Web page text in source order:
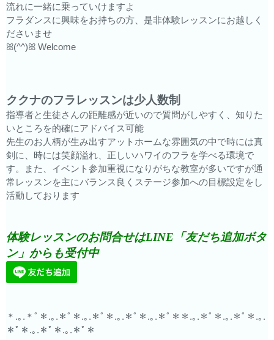
流れに一緒に乗っていけますよ
フラダンスに興味をお持ちの方、是非体験レッスンにお越しく
ださいませ
ꕤ(^^)ꕤ Welcome
ククナのフラレッスンは少人数制
指導者と生徒さんの距離感が近いので質問がしやすく、知りた
いところを的確にアドバイス可能
先生のお人柄が生み出すアットホームな雰囲気の中で時には真
剣に、時には笑顔溢れ、正しいハワイのフラを学べる環境で
す。また、イベント参加重視になりがちな教室が多いですが通
常レッスンを主にバランス良くステージ参加への目標設定をし
活動しております
体験レッスンのお問合せはLINE「友だち追加ボタ
ン」からも受付中
＊.｡.＊ﾟ＊.｡.＊ﾟ＊.｡.＊ﾟ＊.｡.＊ﾟ＊.｡.＊ﾟ＊＊.｡.＊ﾟ＊.｡.＊ﾟ＊.｡.
＊ﾟ＊.｡.＊ﾟ＊.｡.＊ﾟ＊